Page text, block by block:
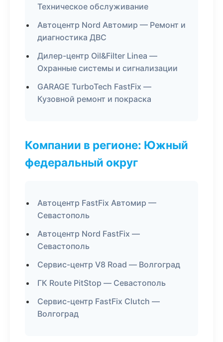
Техническое обслуживание
Автоцентр Nord Автомир — Ремонт и
диагностика ДВС
Дилер-центр Oil&Filter Linea —
Охранные системы и сигнализации
GARAGE TurboTech FastFix —
Кузовной ремонт и покраска
Компании в регионе: Южный
федеральный округ
Автоцентр FastFix Автомир —
Севастополь
Автоцентр Nord FastFix —
Севастополь
Сервис-центр V8 Road — Волгоград
ГК Route PitStop — Севастополь
Сервис-центр FastFix Clutch —
Волгоград